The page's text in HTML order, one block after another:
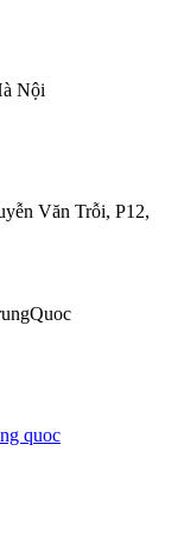
Nội
Văn Trỗi, P12,
quoc